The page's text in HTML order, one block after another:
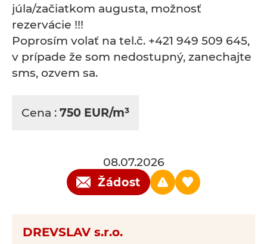
júla/začiatkom augusta, možnosť
rezervácie !!!
Poprosím volať na tel.č. +421 949 509 645,
v prípade že som nedostupný, zanechajte
sms, ozvem sa.
Cena : 750 EUR/m³
08.07.2026
Žádost
DREVSLAV s.r.o.